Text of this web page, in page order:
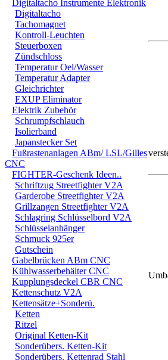
Digitaltacho Instrumente Elektronik
Digitaltacho
Tachomagnet
Kontroll-Leuchten
Steuerboxen
Zündschloss
Temperatur Oel/Wasser
Temperatur Adapter
Gleichrichter
EXUP Eliminator
Elektrik Zubehör
Schrumpfschlauch
Isolierband
Japanstecker Set
Fußrastenanlagen ABm/ LSL/Gilles
CNC
FIGHTER-Geschenk Ideen..
Schriftzug Streetfighter V2A
Garderobe Streetfighter V2A
Grillzangen Streetfighter V2A
Schlagring Schlüsselbord V2A
Schlüsselanhänger
Schmuck 925er
Gutschein
Gabelbrücken ABm CNC
Kühlwasserbehälter CNC
Kupplungsdeckel CBR CNC
Kettenschutz V2A
Kettensätze+Sonderü.
Ketten
Ritzel
Original Ketten-Kit
Sonderübers. Ketten-Kit
Sonderübers. Kettenrad Stahl